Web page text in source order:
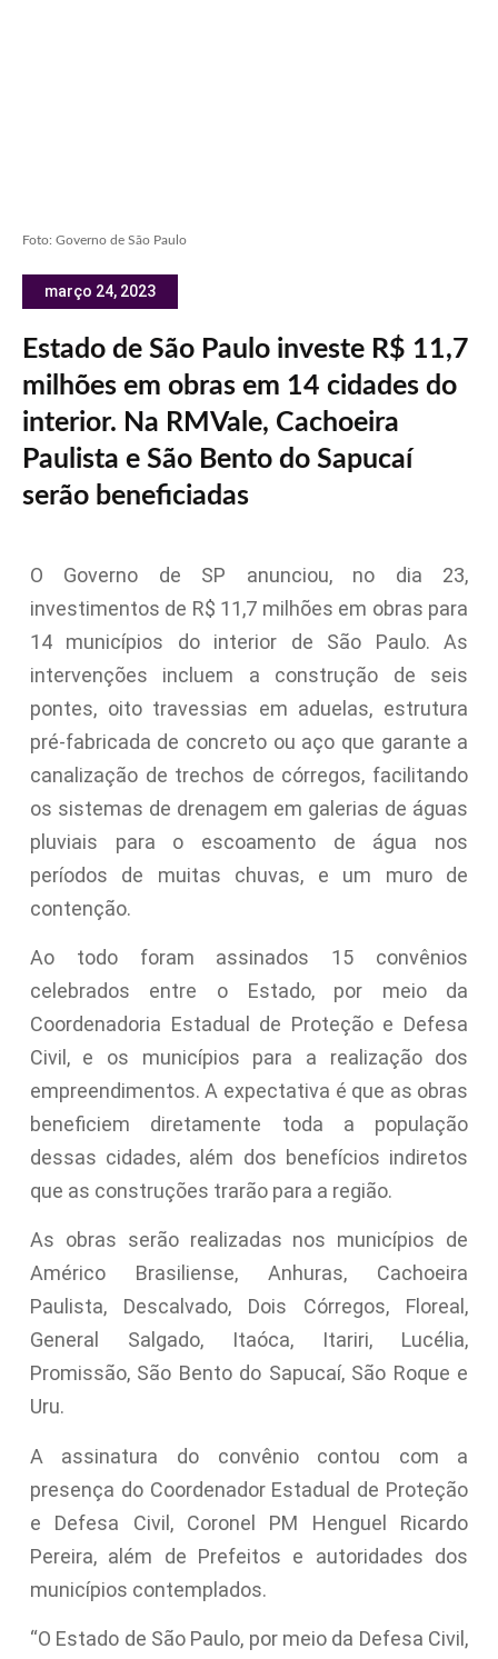
Foto: Governo de São Paulo
março 24, 2023
Estado de São Paulo investe R$ 11,7
milhões em obras em 14 cidades do
interior. Na RMVale, Cachoeira
Paulista e São Bento do Sapucaí
serão beneficiadas
O Governo de SP anunciou, no dia 23,
investimentos de R$ 11,7 milhões em obras para
14 municípios do interior de São Paulo. As
intervenções incluem a construção de seis
pontes, oito travessias em aduelas, estrutura
pré-fabricada de concreto ou aço que garante a
canalização de trechos de córregos, facilitando
os sistemas de drenagem em galerias de águas
pluviais para o escoamento de água nos
períodos de muitas chuvas, e um muro de
contenção.
Ao todo foram assinados 15 convênios
celebrados entre o Estado, por meio da
Coordenadoria Estadual de Proteção e Defesa
Civil, e os municípios para a realização dos
empreendimentos. A expectativa é que as obras
beneficiem diretamente toda a população
dessas cidades, além dos benefícios indiretos
que as construções trarão para a região.
As obras serão realizadas nos municípios de
Américo Brasiliense, Anhuras, Cachoeira
Paulista, Descalvado, Dois Córregos, Floreal,
General Salgado, Itaóca, Itariri, Lucélia,
Promissão, São Bento do Sapucaí, São Roque e
Uru.
A assinatura do convênio contou com a
presença do Coordenador Estadual de Proteção
e Defesa Civil, Coronel PM Henguel Ricardo
Pereira, além de Prefeitos e autoridades dos
municípios contemplados.
“O Estado de São Paulo, por meio da Defesa Civil,